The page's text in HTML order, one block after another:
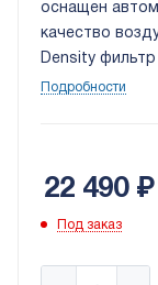
оснащен
качество
Density
Plasma Ion
Подробности
22 490₽
Под заказ